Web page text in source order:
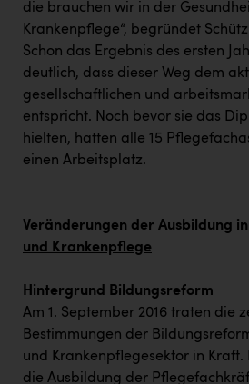
TGW Logistics
TRAILOMAT & Cycling Austria
Vier Diamanten
Vorlagenportal
Wirtschaftskammer OÖ
ZGONC
ZULuft - Zukunft Luft Austria
z.l.ö.
Österreichisches
die brauchen wir in der
Krankenpflege“, begründet
Schon das Ergebnis des ersten
deutlich, dass dieser Weg dem
gesellschaftlichen und
entspricht. Noch bevor sie das
hielten, hatten alle 15
einen Arbeitsplatz.
Veränderungen der Ausbildung
und Krankenpflege
Hintergrund Bildungsreform
Am 1. September 2016 traten die
Bestimmungen der
und Krankenpflegesektor in
die Ausbildung der